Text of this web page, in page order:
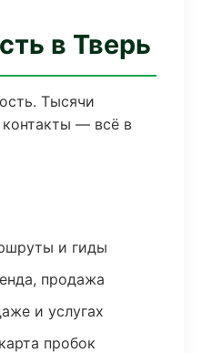
в Тверь
Тысячи
— всё в
и гиды
продажа
и услугах
пробок